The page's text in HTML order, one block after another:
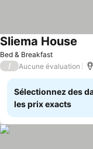
Bed & Breakfast
Sliema House
/ Aucune évaluation
Sélectionnez des
les prix exacts